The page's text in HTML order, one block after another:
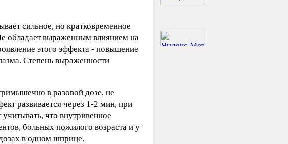
сильное, но кратковременное
обладает выраженным влиянием на
этого эффекта - повышение
Степень выраженности
в разовой дозе, не
развивается через 1-2 мин, при
что внутривенное
больных пожилого возраста и у
в одном шприце.